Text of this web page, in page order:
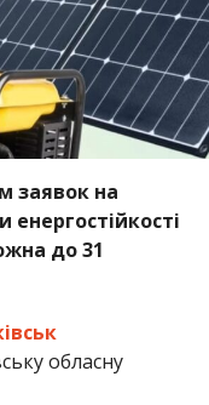
заявок на
до 31
обласну